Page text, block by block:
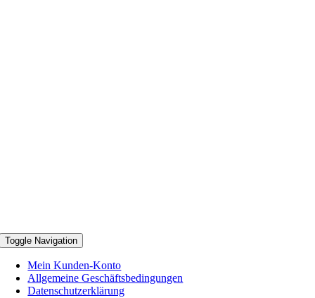
Toggle Navigation
Mein Kunden-Konto
Allgemeine Geschäftsbedingungen
Datenschutzerklärung